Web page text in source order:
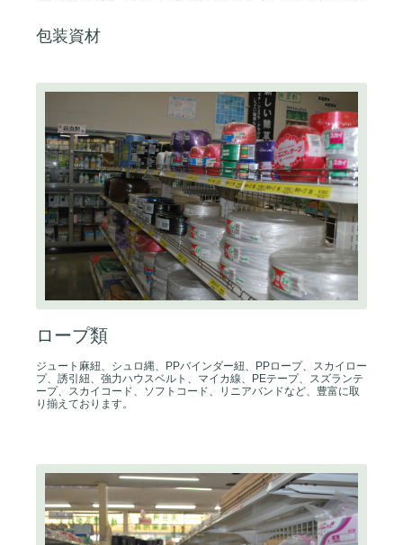
包装資材
ロープ類
ジュート麻紐、シュロ縄、PPバインダー紐、PPロープ、スカイロー
プ、誘引紐、強力ハウスベルト、マイカ線、PEテープ、スズランテ
ープ、スカイコード、ソフトコード、リニアバンドなど、豊富に取
り揃えております。